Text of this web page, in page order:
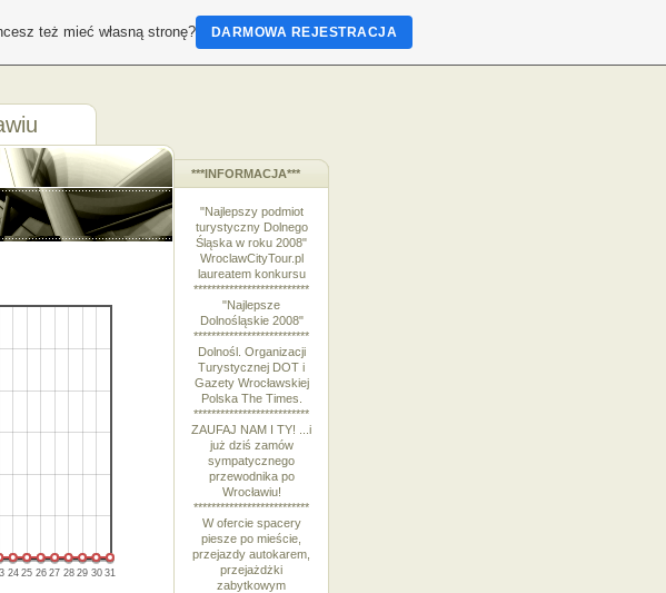
24 25 26 27 28 29 30 31
***INFORMACJA***
"Najlepszy podmiot
turystyczny Dolnego
Śląska w roku 2008"
WroclawCityTour.pl
laureatem konkursu
**************************
"Najlepsze
Dolnośląskie 2008"
**************************
Dolnośl. Organizacji
Turystycznej DOT i
Gazety Wrocławskiej
Polska The Times.
**************************
ZAUFAJ NAM I TY! ...i
już dziś zamów
sympatycznego
przewodnika po
Wrocławiu!
**************************
W ofercie spacery
piesze po mieście,
przejazdy autokarem,
przejażdżki
zabytkowym
też mieć własną stronę? DARMOWA REJESTRACJA